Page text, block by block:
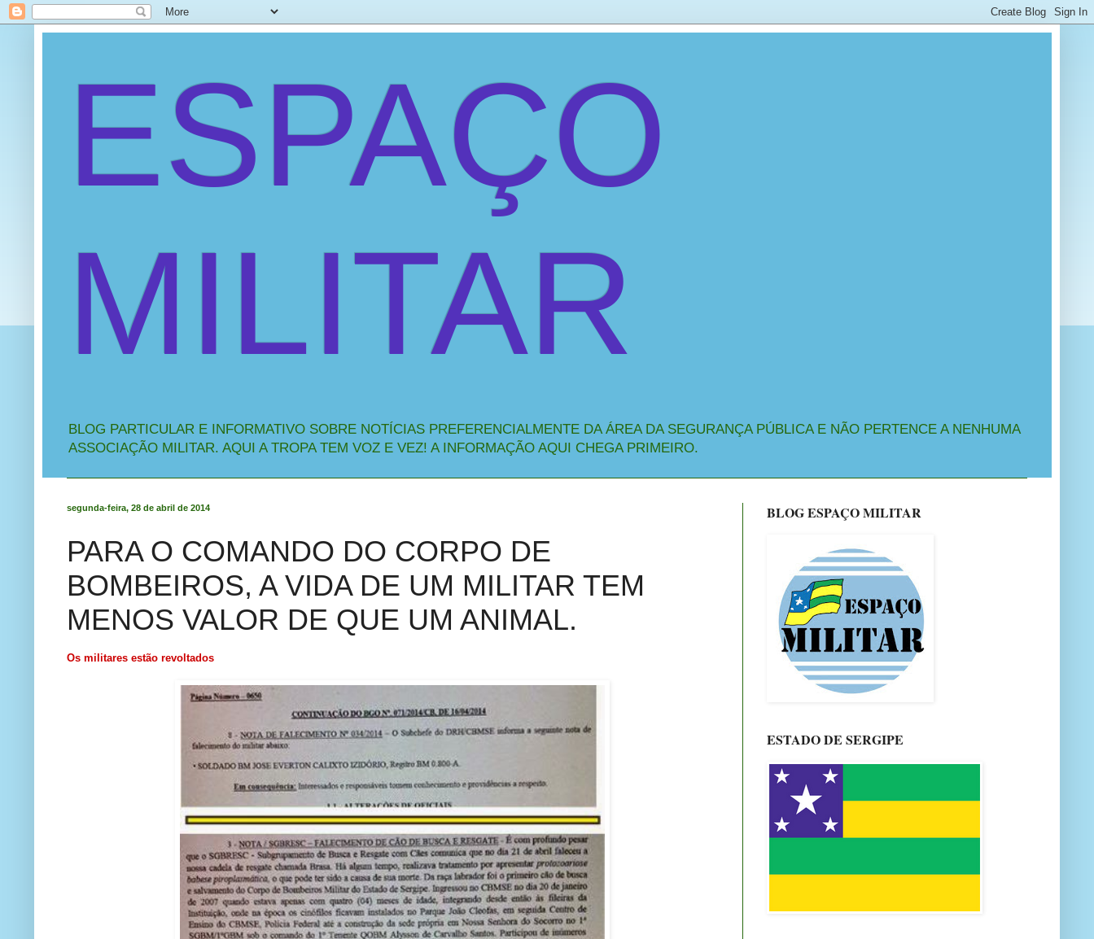
ESPAÇO
MILITAR
BLOG PARTICULAR E INFORMATIVO SOBRE NOTÍCIAS PREFERENCIALMENTE DA ÁREA DA SEGURANÇA PÚBLICA E NÃO PERTENCE A NENHUMA
ASSOCIAÇÃO MILITAR. AQUI A TROPA TEM VOZ E VEZ! A INFORMAÇÃO AQUI CHEGA PRIMEIRO.
segunda-feira, 28 de abril de 2014
PARA O COMANDO DO CORPO DE
BOMBEIROS, A VIDA DE UM MILITAR TEM
MENOS VALOR DE QUE UM ANIMAL.
Os militares estão revoltados
BLOG ESPAÇO MILITAR
ESTADO DE SERGIPE